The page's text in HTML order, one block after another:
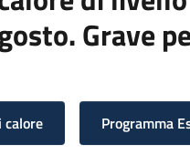
Grave
calore Programma